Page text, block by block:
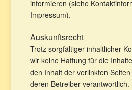
informieren (siehe
Impressum).
Auskunftsrecht
Trotz sorgfältiger inhaltlicher
wir keine Haftung für die
den Inhalt der verlinkten
deren Betreiber